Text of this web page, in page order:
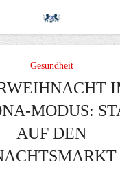
Gesundheit
MODUS:
AUF DEN